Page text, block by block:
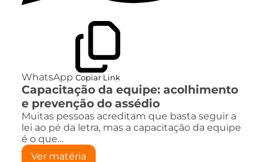
WhatsApp Copiar Link
Capacitação da equipe: acolhimento
e prevenção do assédio
Muitas pessoas acreditam que basta seguir a
lei ao pé da letra, mas a capacitação da equipe
é o que…
Ver matéria